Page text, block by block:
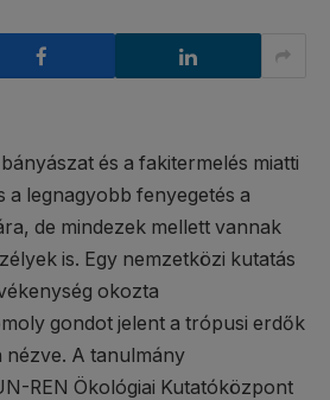
és a fakitermelés miatti
a legnagyobb fenyegetés a
de mindezek mellett vannak
is. Egy nemzetközi kutatás
okozta
gondot jelent a trópusi erdők
nézve. A tanulmány
REN Ökológiai Kutatóközpont